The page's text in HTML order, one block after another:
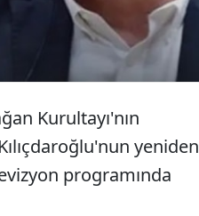
Kurultayı'nın
yeniden
programında